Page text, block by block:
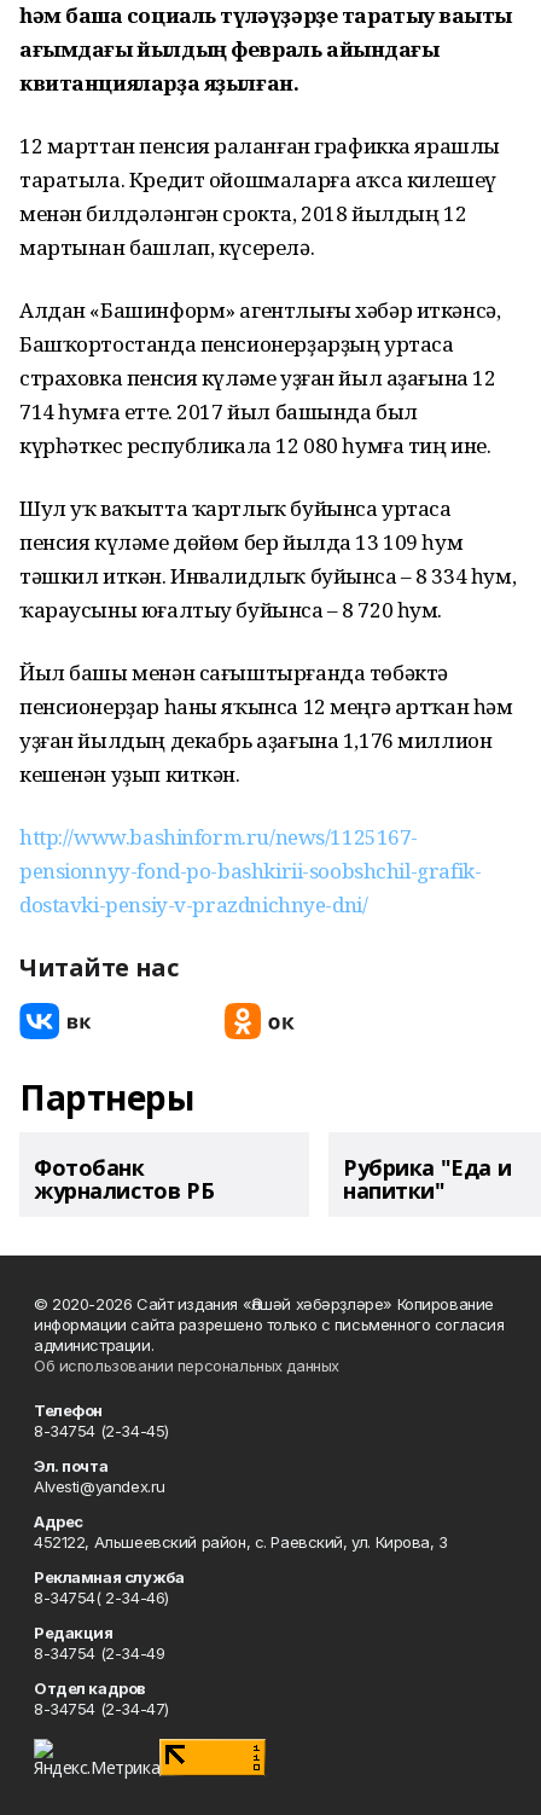
һәм башҡа социаль түләүҙәрҙе таратыу ваҡыты
ағымдағы йылдың февраль айындағы
квитанцияларҙа яҙылған.
12 марттан пенсия раҫланған графикка ярашлы
таратыла. Кредит ойошмаларға аҡса килешеү
менән билдәләнгән срокта, 2018 йылдың 12
мартынан башлап, күсерелә.
Алдан «Башинформ» агентлығы хәбәр иткәнсә,
Башҡортостанда пенсионерҙарҙың уртаса
страховка пенсия күләме уҙған йыл аҙағына 12
714 һумға етте. 2017 йыл башында был
күрһәткес республикала 12 080 һумға тиң ине.
Шул уҡ ваҡытта ҡартлыҡ буйынса уртаса
пенсия күләме дөйөм бер йылда 13 109 һум
тәшкил иткән. Инвалидлыҡ буйынса – 8 334 һум,
ҡараусыны юғалтыу буйынса – 8 720 һум.
Йыл башы менән сағыштырғанда төбәктә
пенсионерҙар һаны яҡынса 12 меңгә артҡан һәм
уҙған йылдың декабрь аҙағына 1,176 миллион
кешенән уҙып киткән.
http://www.bashinform.ru/news/1125167-
pensionnyy-fond-po-bashkirii-soobshchil-grafik-
dostavki-pensiy-v-prazdnichnye-dni/
Читайте нас
Партнеры
Фотобанк
журналистов РБ
Рубрика "Еда и
напитки"
© 2020-2026 Сайт издания «Әлшәй хәбәрҙләре» Копирование
информации сайта разрешено только с письменного согласия
администрации.
Об использовании персональных данных
Телефон
8-34754 (2-34-45)
Эл. почта
Alvesti@yandex.ru
Адрес
452122, Альшеевский район, с. Раевский, ул. Кирова, 3
Рекламная служба
8-34754( 2-34-46)
Редакция
8-34754 (2-34-49
Отдел кадров
8-34754 (2-34-47)